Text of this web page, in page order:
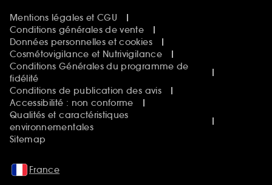
Mentions légales et CGU
Conditions générales de vente
Données personnelles et cookies
Cosmétovigilance et Nutrivigilance
Conditions Générales du programme de
fidélité
Conditions de publication des avis
Accessibilité : non conforme
Qualités et caractéristiques
environnementales
Sitemap
France